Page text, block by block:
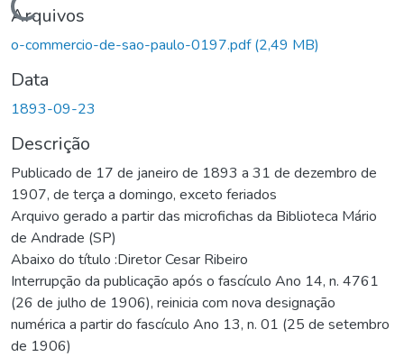
Carregando...
Arquivos
o-commercio-de-sao-paulo-0197.pdf(2,49 MB)
Data
1893-09-23
Descrição
Publicado de 17 de janeiro de 1893 a 31 de dezembro de
1907, de terça a domingo, exceto feriados
Arquivo gerado a partir das microfichas da Biblioteca Mário
de Andrade (SP)
Abaixo do título :Diretor Cesar Ribeiro
Interrupção da publicação após o fascículo Ano 14, n. 4761
(26 de julho de 1906), reinicia com nova designação
numérica a partir do fascículo Ano 13, n. 01 (25 de setembro
de 1906)